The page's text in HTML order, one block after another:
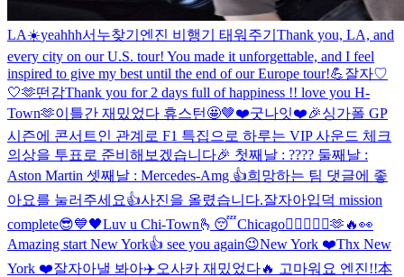
LA☀️yeahhh서누찾기 엔진 비행기 태워주기 Thank you, LA, and
every city on our U.S. tour! You made it unforgettable, and I feel
inspired to give my best until the end of our Europe tour!💪잘자♡
🤍🫶떤감Thank you for 2 days full of happiness !! love you H-
Town🫶이틀간 재밌었다 휴스턴🤩🤎❤️굿나잇❤️🎉싱가폴 GP
시즌에 콘서트인 관계로 F1 특집으로 하루는 VIP 사운드 체크
의상을 투표로 준비해보겠습니다🎉 첫째날 : ???? 둘째날 :
Aston Martin 셋째날 : Mercedes-Amg 👍희망하는 팀 댓글에 좋
아요를 눌러주세요👍사진을 올렸습니다.잘자아입덕 mission
complete😎💙🖤Luv u Chi-Town🫰 😴Chicago❤️‍🔥🤘🙂‍↕️🫶🔥👀
Amazing start New York👍 see you again😉New York ❤️Thx New
York ❤️잘자아낼 봐아✈️오사카 재밌었다🔥 고마워요 엔진!!本